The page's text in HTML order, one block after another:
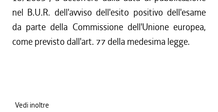
nel B.U.R. dell'avviso dell'esito positivo dell'esame
da parte della Commissione dell'Unione europea,
come previsto dall'art. 77 della medesima legge.
Vedi inoltre